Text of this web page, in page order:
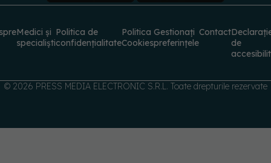
specialiști confidențialitate Cookies preferințele
de
© 2026 PRESS MEDIA ELECTRONIC S.R.L. Toate drepturile rezervate